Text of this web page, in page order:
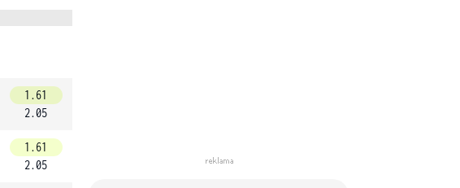
1.61
2.05
1.61
2.05